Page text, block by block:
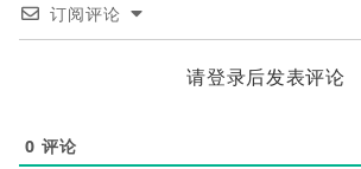
订阅评论
请登录后发表评论
0 评论